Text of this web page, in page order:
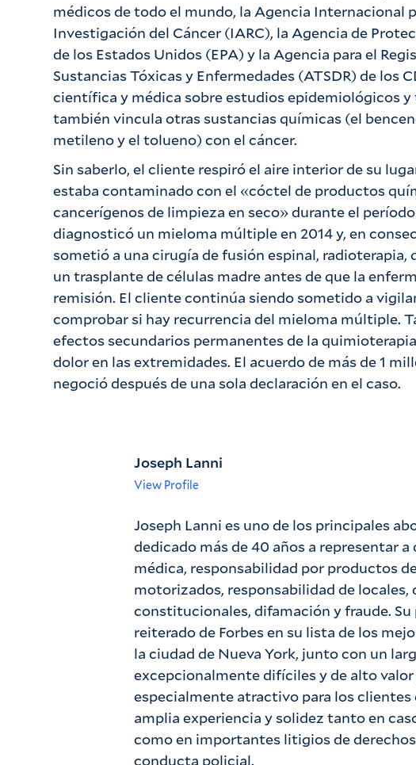
médicos de todo el mundo, la Agencia Internacional
Investigación del Cáncer (IARC), la Agencia de
de los Estados Unidos (EPA) y la Agencia para el
Sustancias Tóxicas y Enfermedades (ATSDR) de los
científica y médica sobre estudios epidemiológicos
también vincula otras sustancias químicas (el
metileno y el tolueno) con el cáncer.
Sin saberlo, el cliente respiró el aire interior de su
estaba contaminado con el «cóctel de productos
cancerígenos de limpieza en seco» durante el período
diagnosticó un mieloma múltiple en 2014 y, en
sometió a una cirugía de fusión espinal, radioterapia,
un trasplante de células madre antes de que la
remisión. El cliente continúa siendo sometido a
comprobar si hay recurrencia del mieloma múltiple.
efectos secundarios permanentes de la
dolor en las extremidades. El acuerdo de más de 1
negoció después de una sola declaración en el caso.
Joseph Lanni
View Profile
Joseph Lanni es uno de los principales
dedicado más de 40 años a representar
médica, responsabilidad por productos
motorizados, responsabilidad de locales,
constitucionales, difamación y fraude.
reiterado de Forbes en su lista de los
la ciudad de Nueva York, junto con un
excepcionalmente difíciles y de alto
especialmente atractivo para los
amplia experiencia y solidez tanto en
como en importantes litigios de
conducta policial.